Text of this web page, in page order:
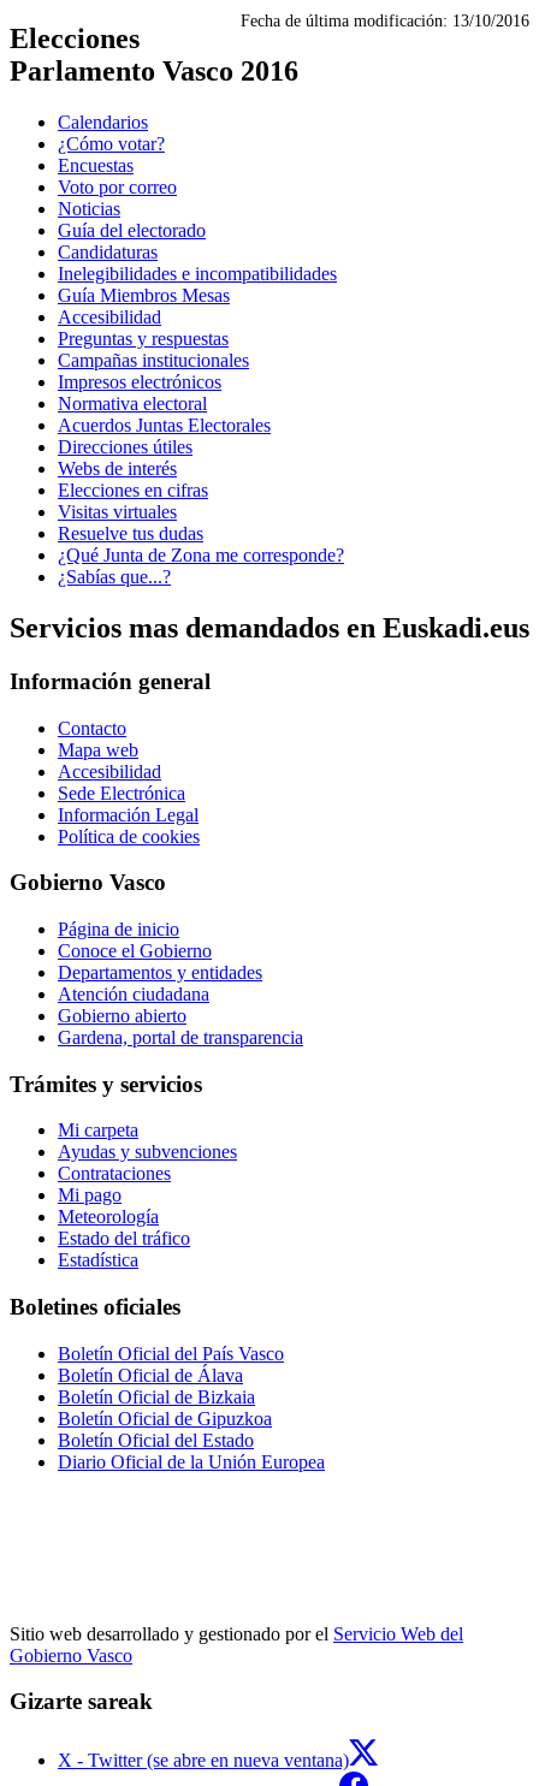
Fecha de última modificación: 13/10/2016
Elecciones
Parlamento Vasco 2016
Calendarios
¿Cómo votar?
Encuestas
Voto por correo
Noticias
Guía del electorado
Candidaturas
Inelegibilidades e incompatibilidades
Guía Miembros Mesas
Accesibilidad
Preguntas y respuestas
Campañas institucionales
Impresos electrónicos
Normativa electoral
Acuerdos Juntas Electorales
Direcciones útiles
Webs de interés
Elecciones en cifras
Visitas virtuales
Resuelve tus dudas
¿Qué Junta de Zona me corresponde?
¿Sabías que...?
Servicios mas demandados en Euskadi.eus
Información general
Contacto
Mapa web
Accesibilidad
Sede Electrónica
Información Legal
Política de cookies
Gobierno Vasco
Página de inicio
Conoce el Gobierno
Departamentos y entidades
Atención ciudadana
Gobierno abierto
Gardena, portal de transparencia
Trámites y servicios
Mi carpeta
Ayudas y subvenciones
Contrataciones
Mi pago
Meteorología
Estado del tráfico
Estadística
Boletines oficiales
Boletín Oficial del País Vasco
Boletín Oficial de Álava
Boletín Oficial de Bizkaia
Boletín Oficial de Gipuzkoa
Boletín Oficial del Estado
Diario Oficial de la Unión Europea
Sitio web desarrollado y gestionado por el Servicio Web del
Gobierno Vasco
Gizarte sareak
X - Twitter (se abre en nueva ventana)